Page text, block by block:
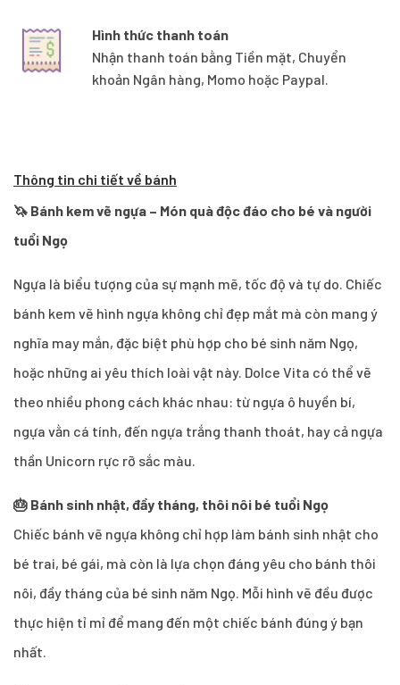
Hình thức thanh toán
Nhận thanh toán bằng Tiền mặt, Chuyển
khoản Ngân hàng, Momo hoặc Paypal.
Thông tin chi tiết về bánh
🦄 Bánh kem vẽ ngựa – Món quà độc đáo cho bé và người
tuổi Ngọ
Ngựa là biểu tượng của sự mạnh mẽ, tốc độ và tự do. Chiếc
bánh kem vẽ hình ngựa không chỉ đẹp mắt mà còn mang ý
nghĩa may mắn, đặc biệt phù hợp cho bé sinh năm Ngọ,
hoặc những ai yêu thích loài vật này. Dolce Vita có thể vẽ
theo nhiều phong cách khác nhau: từ ngựa ô huyền bí,
ngựa vằn cá tính, đến ngựa trắng thanh thoát, hay cả ngựa
thần Unicorn rực rỡ sắc màu.
🎂 Bánh sinh nhật, đầy tháng, thôi nôi bé tuổi Ngọ
Chiếc bánh vẽ ngựa không chỉ hợp làm bánh sinh nhật cho
bé trai, bé gái, mà còn là lựa chọn đáng yêu cho bánh thôi
nôi, đầy tháng của bé sinh năm Ngọ. Mỗi hình vẽ đều được
thực hiện tỉ mỉ để mang đến một chiếc bánh đúng ý bạn
nhất.